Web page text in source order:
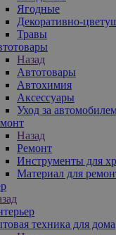
Ягодные
Декоративно-
Травы
Назад
Автотовары
Автохимия
Аксессуары
Уход за
Назад
Ремонт
Инструменты для
Материал для
техника для дома